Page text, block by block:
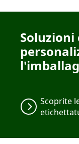
Scoprite